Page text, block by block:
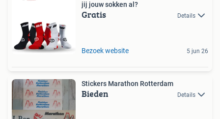
jij jouw sokken al?
Gratis Details
Bezoek website 5 jun 26
Stickers Marathon Rotterdam
Bieden Details